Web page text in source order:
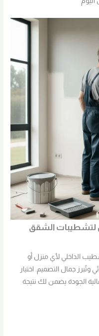
لتشطيبات الشقق
الداخلي لأي منزل أو
جمال التصميم. اختيار
الجودة يضمن لك نتيجة